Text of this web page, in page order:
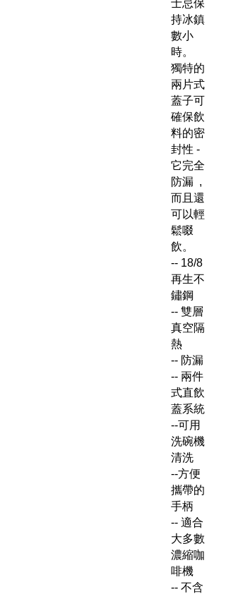
士忌保
持冰鎮
數小
時。
獨特的
兩片式
蓋子可
確保飲
料的密
封性 -
它完全
防漏 ,
而且還
可以輕
鬆啜
飲。
-- 18/8
再生不
鏽鋼
-- 雙層
真空隔
熱
-- 防漏
-- 兩件
式直飲
蓋系統
--可用
洗碗機
清洗
--方便
攜帶的
手柄
-- 適合
大多數
濃縮咖
啡機
-- 不含